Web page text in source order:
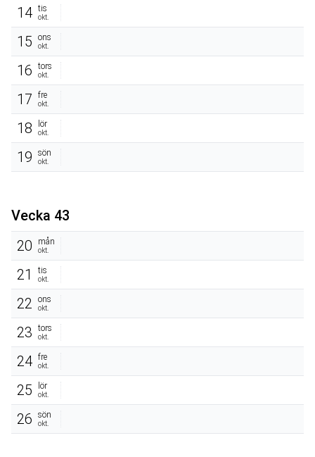
14 tis
okt.
15 ons
okt.
16 tors
okt.
17 fre
okt.
18 lör
okt.
19 sön
okt.
Vecka 43
20
mån
okt.
21 tis
okt.
22 ons
okt.
23 tors
okt.
24 fre
okt.
25 lör
okt.
26 sön
okt.